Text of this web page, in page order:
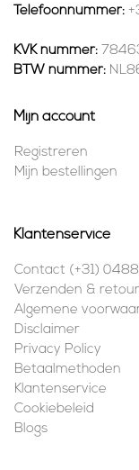
Telefoonnummer:
KVK nummer:
BTW nummer:
Mijn account
Registreren
Mijn bestellingen
Klantenservice
Contact (+31) 0488
Verzenden &
Algemene
Disclaimer
Privacy Policy
Betaalmethoden
Klantenservice
Cookiebeleid
Blogs